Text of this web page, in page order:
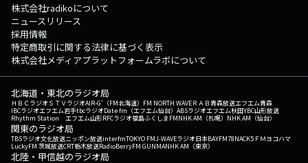
株式会社radikoについて
ニュースリリース
採用情報
特定商取引に関する法律に基づく表示
株式会社メディアプラットフォームラボについて
北海道・東北のラジオ局
ＨＢＣラジオＳＴＶラジオAIR-G'（FM北海道） FM NORTH WAVEＲＡＢ青森放送エフエム青森
IBCラジオエフエム岩手tbcラジオDate fm（エフエム仙台） ABSラジオエフエム秋田YBC山形放送
Rhythm Station エフエム山形RFCラジオ福島ふくしまFMNHK AM（札幌） NHK AM（仙台）
関東のラジオ局
TBSラジオ文化放送ニッポン放送interfmTOKYO FMJ-WAVEラジオ日本BAYFM78NACK5 ＦＭヨコハマ
LuckyFM 茨城放送CRT栃木放送RadioBerryFM GUNMANHK AM（東京）
北陸・甲信越のラジオ局